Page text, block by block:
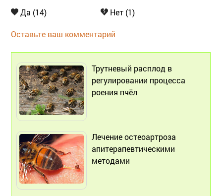
Да (14) Нет (1)
Оставьте ваш комментарий
Трутневый расплод в
регулировании процесса
роения пчёл
Лечение остеоартроза
апитерапевтическими
методами